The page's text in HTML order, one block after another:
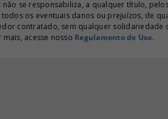
não se responsabiliza, a qualquer título,
todos os eventuais danos ou prejuízos, de
contratado, sem qualquer solidariedade
mais, acesse nosso Regulamento de Uso.